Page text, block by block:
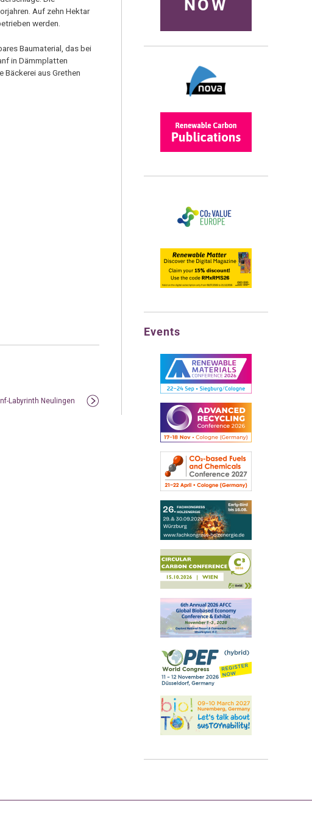
Auf zehn Hektar
werden.
Baumaterial, das bei
in Dämmplatten
Bäckerei aus Grethen
Labyrinth Neulingen
NOW
Events